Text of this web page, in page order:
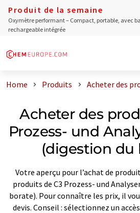
Produit de la semaine
Oxymètre performant – Compact, portable, avec
rechargeable intégrée
Home Produits Acheter des
Acheter des
Prozess- und
(digestion du
Votre aperçu pour l’achat de
produits de C3 Prozess- und
borate). Pour connaître les prix, il
devis. Conseil : sélectionnez un